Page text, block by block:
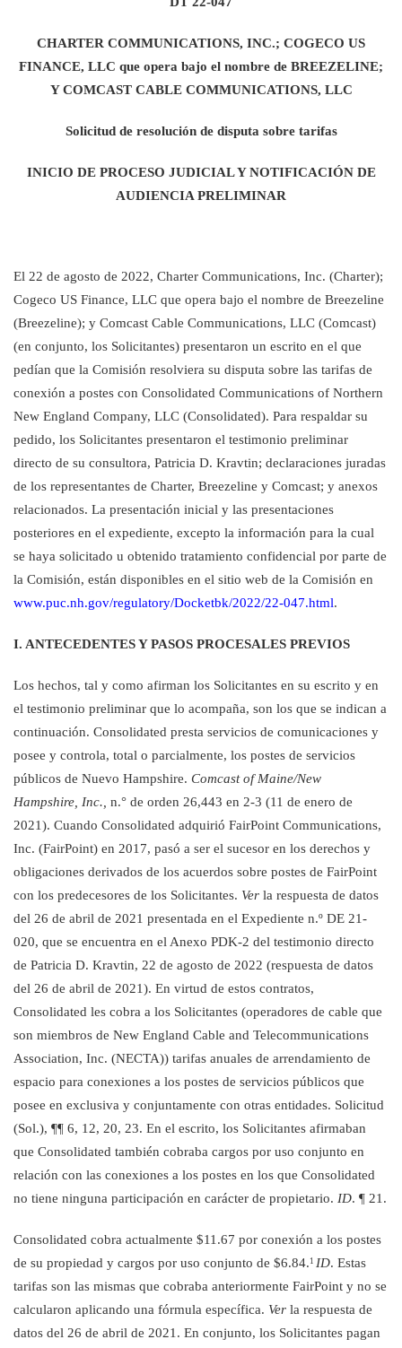
Encuentra una tienda
c
n
t
r
d
e
n
i
s
t
a
CHARTER COMMUNICATIONS, INC.; COGECO US
FINANCE, LLC que opera bajo el nombre de BREEZELINE;
Y COMCAST CABLE COMMUNICATIONS, LLC
Solicitud de resolución de disputa sobre tarifas
INICIO DE PROCESO JUDICIAL Y NOTIFICACIÓN DE
AUDIENCIA PRELIMINAR
El 22 de agosto de 2022, Charter Communications, Inc. (Charter);
Cogeco US Finance, LLC que opera bajo el nombre de Breezeline
(Breezeline); y Comcast Cable Communications, LLC (Comcast)
(en conjunto, los Solicitantes) presentaron un escrito en el que
pedían que la Comisión resolviera su disputa sobre las tarifas de
conexión a postes con Consolidated Communications of Northern
New England Company, LLC (Consolidated). Para respaldar su
pedido, los Solicitantes presentaron el testimonio preliminar
directo de su consultora, Patricia D. Kravtin; declaraciones juradas
de los representantes de Charter, Breezeline y Comcast; y anexos
relacionados. La presentación inicial y las presentaciones
posteriores en el expediente, excepto la información para la cual
se haya solicitado u obtenido tratamiento confidencial por parte de
la Comisión, están disponibles en el sitio web de la Comisión en
www.puc.nh.gov/regulatory/Docketbk/2022/22-047.html.
I. ANTECEDENTES Y PASOS PROCESALES PREVIOS
Los hechos, tal y como afirman los Solicitantes en su escrito y en
el testimonio preliminar que lo acompaña, son los que se indican a
continuación. Consolidated presta servicios de comunicaciones y
posee y controla, total o parcialmente, los postes de servicios
públicos de Nuevo Hampshire. Comcast of Maine/New
Hampshire, Inc., n.° de orden 26,443 en 2-3 (11 de enero de
2021). Cuando Consolidated adquirió FairPoint Communications,
Inc. (FairPoint) en 2017, pasó a ser el sucesor en los derechos y
obligaciones derivados de los acuerdos sobre postes de FairPoint
con los predecesores de los Solicitantes. Ver la respuesta de datos
del 26 de abril de 2021 presentada en el Expediente n.º DE 21-
020, que se encuentra en el Anexo PDK-2 del testimonio directo
de Patricia D. Kravtin, 22 de agosto de 2022 (respuesta de datos
del 26 de abril de 2021). En virtud de estos contratos,
Consolidated les cobra a los Solicitantes (operadores de cable que
son miembros de New England Cable and Telecommunications
Association, Inc. (NECTA)) tarifas anuales de arrendamiento de
espacio para conexiones a los postes de servicios públicos que
posee en exclusiva y conjuntamente con otras entidades. Solicitud
(Sol.), ¶¶ 6, 12, 20, 23. En el escrito, los Solicitantes afirmaban
que Consolidated también cobraba cargos por uso conjunto en
relación con las conexiones a los postes en los que Consolidated
no tiene ninguna participación en carácter de propietario. ID. ¶ 21.
Consolidated cobra actualmente $11.67 por conexión a los postes
de su propiedad y cargos por uso conjunto de $6.84. 1 ID. Estas
tarifas son las mismas que cobraba anteriormente FairPoint y no se
calcularon aplicando una fórmula específica. Ver la respuesta de
datos del 26 de abril de 2021. En conjunto, los Solicitantes pagan